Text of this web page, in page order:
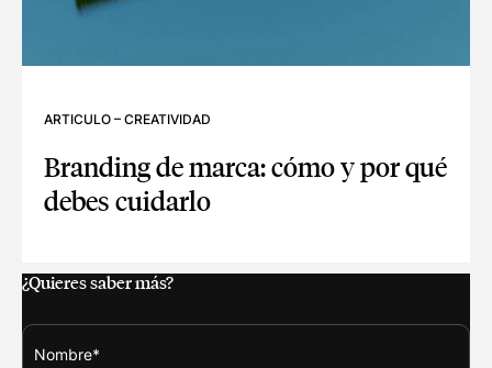
ARTICULO – CREATIVIDAD
Branding de marca: cómo y por qué
debes cuidarlo
¿Quieres saber más?